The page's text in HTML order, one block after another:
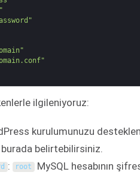
ilgileniyoruz:
kurulumunuzu
belirtebilirsiniz.
: root MySQL hesabının